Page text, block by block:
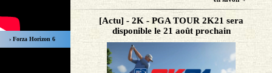
› Forza Horizon 6
[Actu] - 2K - PGA TOUR 2K21 sera
disponible le 21 août prochain